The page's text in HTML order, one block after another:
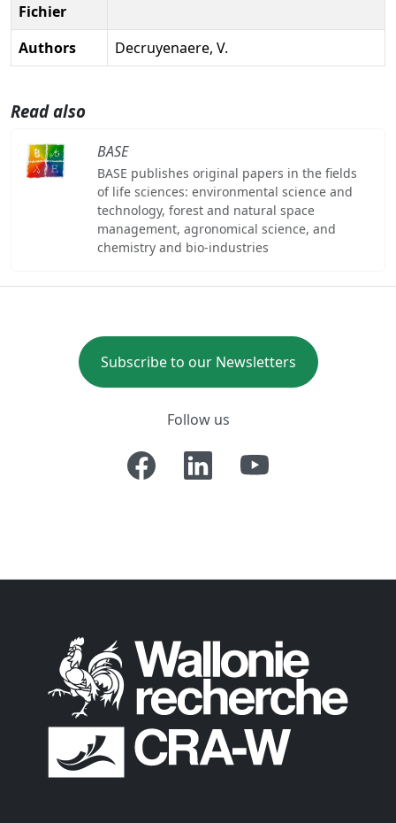
Fichier
Authors
Decruyenaere, V.
Read also
BASE
BASE publishes original papers in the fields
of life sciences: environmental science and
technology, forest and natural space
management, agronomical science, and
chemistry and bio-industries
Subscribe to our Newsletters
Follow us